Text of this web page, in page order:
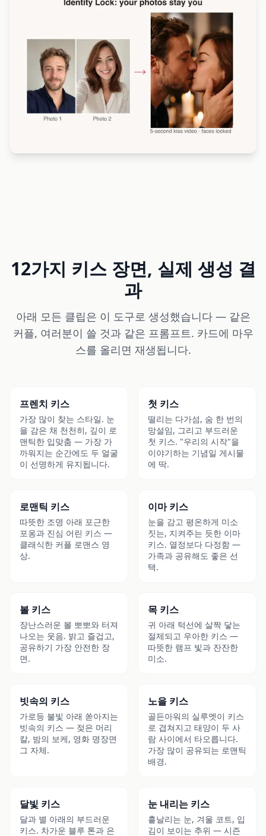
12가지 키스 장면, 실제 생성 결
과
아래 모든 클립은 이 도구로 생성했습니다 — 같은
커플, 여러분이 쓸 것과 같은 프롬프트. 카드에 마우
스를 올리면 재생됩니다.
프렌치 키스
가장 많이 찾는 스타일. 눈
을 감은 채 천천히, 깊이 로
맨틱한 입맞춤 — 가장 가
까워지는 순간에도 두 얼굴
이 선명하게 유지됩니다.
첫 키스
떨리는 다가섬, 숨 한 번의
망설임, 그리고 부드러운
첫 키스. "우리의 시작"을
이야기하는 기념일 게시물
에 딱.
로맨틱 키스
따뜻한 조명 아래 포근한
포옹과 진심 어린 키스 —
클래식한 커플 로맨스 영
상.
이마 키스
눈을 감고 평온하게 미소
짓는, 지켜주는 듯한 이마
키스. 열정보다 다정함 —
가족과 공유해도 좋은 선
택.
볼 키스
장난스러운 볼 뽀뽀와 터져
나오는 웃음. 밝고 즐겁고,
공유하기 가장 안전한 장
면.
목 키스
귀 아래 턱선에 살짝 닿는
절제되고 우아한 키스 —
따뜻한 램프 빛과 잔잔한
미소.
빗속의 키스
가로등 불빛 아래 쏟아지는
빗속의 키스 — 젖은 머리
칼, 밤의 보케, 영화 명장면
그 자체.
노을 키스
골든아워의 실루엣이 키스
로 겹쳐지고 태양이 두 사
람 사이에서 타오릅니다.
가장 많이 공유되는 로맨틱
배경.
달빛 키스
달과 별 아래의 부드러운
키스. 차가운 블루 톤과 은
눈 내리는 키스
흩날리는 눈, 겨울 코트, 입
김이 보이는 추위 — 시즌